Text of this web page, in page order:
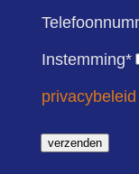
Instemming*
privacybeleid
verzenden